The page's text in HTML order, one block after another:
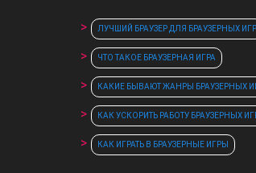
ЛУЧШИЙ БРАУЗЕР ДЛЯ БРАУЗЕРНЫХ ИГР
ЧТО ТАКОЕ БРАУЗЕРНАЯ ИГРА
КАКИЕ БЫВАЮТ ЖАНРЫ БРАУЗЕРНЫХ
КАК УСКОРИТЬ РАБОТУ БРАУЗЕРНЫХ
КАК ИГРАТЬ В БРАУЗЕРНЫЕ ИГРЫ